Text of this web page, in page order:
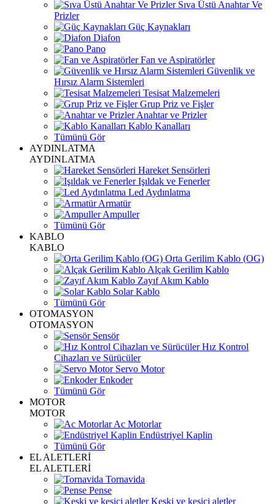
Sıva Üstü Anahtar Ve
Prizler
Güç Kaynakları
Diafon
Pano
Fan ve Aspiratörler
Güvenlik ve
Hırsız Alarm Sistemleri
Tesisat Malzemeleri
Grup Priz ve Fişler
Anahtar ve Prizler
Kablo Kanalları
Tümünü Gör
AYDINLATMA
AYDINLATMA
Hareket Sensörleri
Işıldak ve Fenerler
Led Aydınlatma
Armatür
Ampuller
Tümünü Gör
KABLO
KABLO
Orta Gerilim Kablo (OG)
Alçak Gerilim Kablo
Zayıf Akım Kablo
Solar Kablo
Tümünü Gör
OTOMASYON
OTOMASYON
Sensör
Hız Kontrol
Cihazları ve Sürücüler
Servo Motor
Enkoder
Tümünü Gör
MOTOR
MOTOR
Ac Motorlar
Endüstriyel Kaplin
Tümünü Gör
EL ALETLERİ
EL ALETLERİ
Tornavida
Pense
Keski ve kesici aletler